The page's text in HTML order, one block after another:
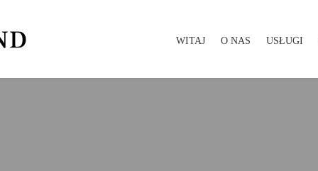
WITAJ O NAS USŁUGI
WITAJ O NAS USŁUGI